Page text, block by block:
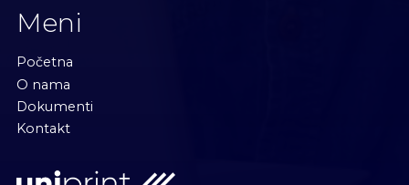
Meni
Početna
O nama
Dokumenti
Kontakt